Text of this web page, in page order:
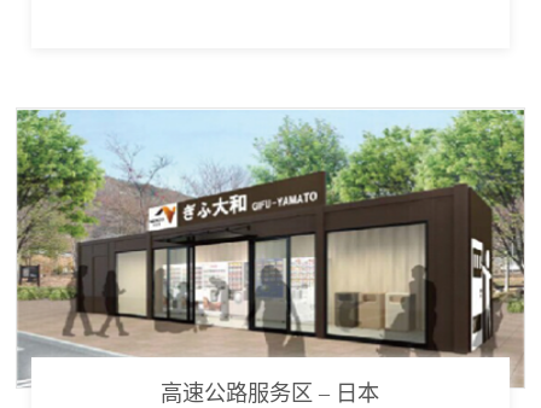
高速公路服务区 – 日本